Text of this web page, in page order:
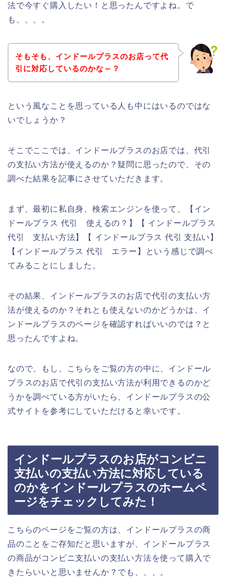
法で今すぐ購入したい！と思ったんですよね。で
も、、、。
そもそも、インドールプラスのお店って代
引に対応しているのかな～？
という風なことを思っている人も中にはいるのではな
いでしょうか？
そこでここでは、インドールプラスのお店では、代引
の支払い方法が使えるのか？疑問に思ったので、その
調べた結果を記事にさせていただきます。
まず、最初に私自身、検索エンジンを使って、【イン
ドールプラス 代引 使えるの？】【 インドールプラス
代引 支払い方法】【 インドールプラス 代引 支払い】
【インドールプラス 代引 エラー】という感じで調べ
てみることにしました。
その結果、インドールプラスのお店で代引の支払い方
法が使えるのか？それとも使えないのかどうかは、イ
ンドールプラスのページを確認すればいいのでは？と
思ったんですよね。
なので、もし、こちらをご覧の方の中に、インドール
プラスのお店で代引の支払い方法が利用できるのかど
うかを調べている方がいたら、インドールプラスの公
式サイトを参考にしていただけると幸いです。
インドールプラスのお店がコンビニ
支払いの支払い方法に対応している
のかをインドールプラスのホームペ
ージをチェックしてみた！
こちらのページをご覧の方は、インドールプラスの商
品のことをご存知だと思いますが、インドールプラス
の商品がコンビニ支払いの支払い方法を使って購入で
きたらいいと思いませんか？でも、、、。